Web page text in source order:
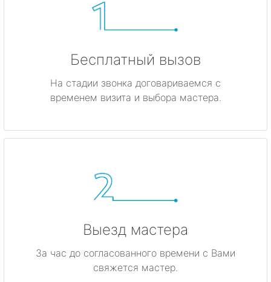
Бесплатный вызов
На стадии звонка договариваемся с
временем визита и выбора мастера.
Выезд мастера
За час до согласованного времени с Вами
свяжется мастер.